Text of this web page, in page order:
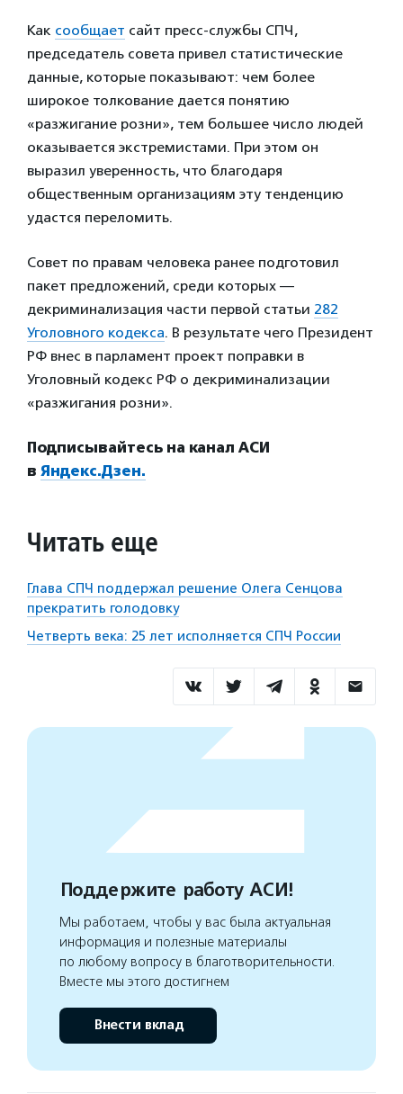
Как сообщает сайт пресс-службы СПЧ,
председатель совета привел статистические
данные, которые показывают: чем более
широкое толкование дается понятию
«разжигание розни», тем большее число людей
оказывается экстремистами. При этом он
выразил уверенность, что благодаря
общественным организациям эту тенденцию
удастся переломить.
Совет по правам человека ранее подготовил
пакет предложений, среди которых —
декриминализация части первой статьи 282
Уголовного кодекса. В результате чего Президент
РФ внес в парламент проект поправки в
Уголовный кодекс РФ о декриминализации
«разжигания розни».
Подписывайтесь на канал АСИ
в Яндекс.Дзен.
Читать еще
Глава СПЧ поддержал решение Олега Сенцова
прекратить голодовку
Четверть века: 25 лет исполняется СПЧ России
Поддержите работу АСИ!
Мы работаем, чтобы у вас была актуальная
информация и полезные материалы
по любому вопросу в благотворительности.
Вместе мы этого достигнем
Внести вклад